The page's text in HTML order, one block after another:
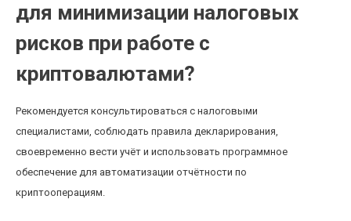
для минимизации налоговых
рисков при работе с
криптовалютами?
Рекомендуется консультироваться с налоговыми
специалистами, соблюдать правила декларирования,
своевременно вести учёт и использовать программное
обеспечение для автоматизации отчётности по
криптооперациям.